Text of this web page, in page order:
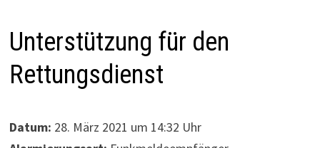
Unterstützung für den
Rettungsdienst
Datum: 28. März 2021 um 14:32 Uhr